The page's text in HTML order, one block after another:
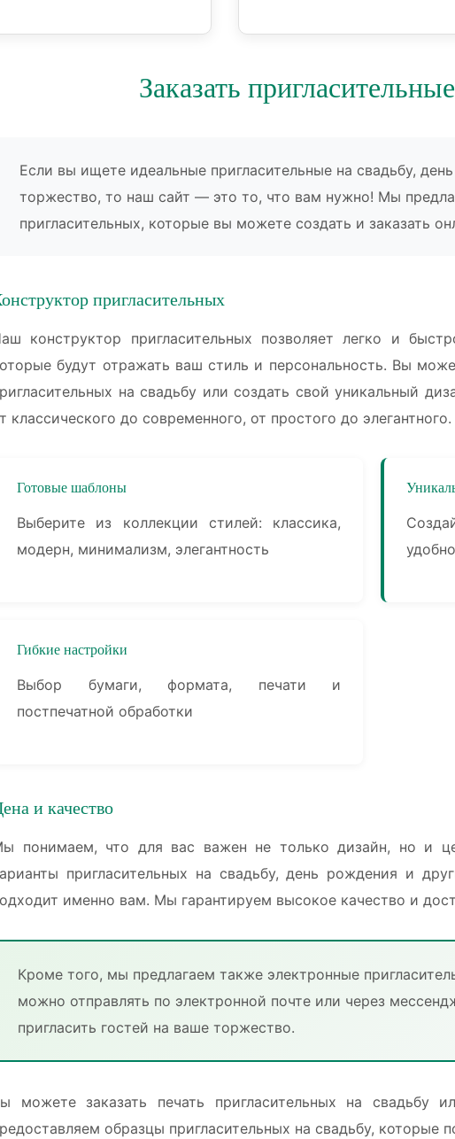
Заказать
Если вы ищете идеальные пригласительные на свадьбу,
торжество, то наш сайт — это то, что вам нужно! Мы
пригласительных, которые вы можете создать и заказать
пригласительных
конструктор пригласительных позволяет легко и
будут отражать ваш стиль и персональность. Вы
на свадьбу или создать свой уникальный
классического до современного, от простого до элегантного.
Готовые шаблоны
Выберите из коллекции стилей: классика,
модерн, минимализм, элегантность
Гибкие настройки
Выбор бумаги, формата, печати и
постпечатной обработки
и качество
понимаем, что для вас важен не только дизайн, но и
пригласительных на свадьбу, день рождения и
именно вам. Мы гарантируем высокое качество и
Кроме того, мы предлагаем также электронные
можно отправлять по электронной почте или через
пригласить гостей на ваше торжество.
можете заказать печать пригласительных на свадьбу
образцы пригласительных на свадьбу, которые